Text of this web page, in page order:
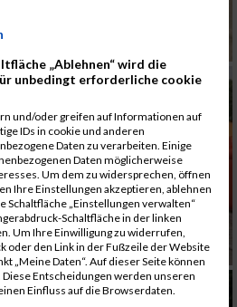
„Ablehnen“ wird die
unbedingt erforderliche cookie
und/oder greifen auf Informationen auf
IDs in cookie und anderen
Daten zu verarbeiten. Einige
Daten möglicherweise
Um dem zu widersprechen, öffnen
Ihre Einstellungen akzeptieren, ablehnen
Schaltfläche „Einstellungen verwalten“
Schaltfläche in der linken
Um Ihre Einwilligung zu widerrufen,
oder den Link in der Fußzeile der Website
„Meine Daten“. Auf dieser Seite können
Entscheidungen werden unseren
Einfluss auf die Browserdaten.